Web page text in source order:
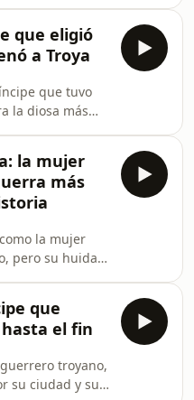
en un
https://ww
y castigos.
griega
la
un supporter
podcast/dioses-
e-hi
que eligió
a Troya
que tuvo
la diosa más
el rapto de
arquero en la
mitología
del conflicto de
un supporter de
la mujer
más
la mujer
pero su huida
su relación con
la veían
si te
griega, el amor
la
que
el fin
troyano,
su ciudad y su